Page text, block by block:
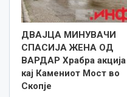
ДВАЈЦА МИНУВАЧИ
СПАСИЈА ЖЕНА ОД
ВАРДАР Храбра акција
кај Камениот Мост во
Скопје